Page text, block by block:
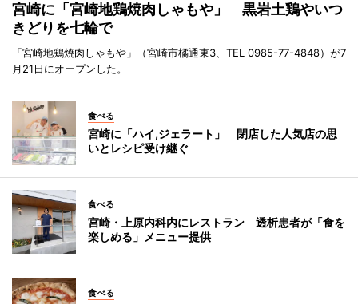
宮崎に「宮崎地鶏焼肉しゃもや」 黒岩土鶏やいつ
きどりを七輪で
「宮崎地鶏焼肉しゃもや」（宮崎市橘通東3、TEL 0985-77-4848）が7
月21日にオープンした。
食べる
宮崎に「ハイ,ジェラート」 閉店した人気店の思
いとレシピ受け継ぐ
食べる
宮崎・上原内科内にレストラン 透析患者が「食を
楽しめる」メニュー提供
食べる